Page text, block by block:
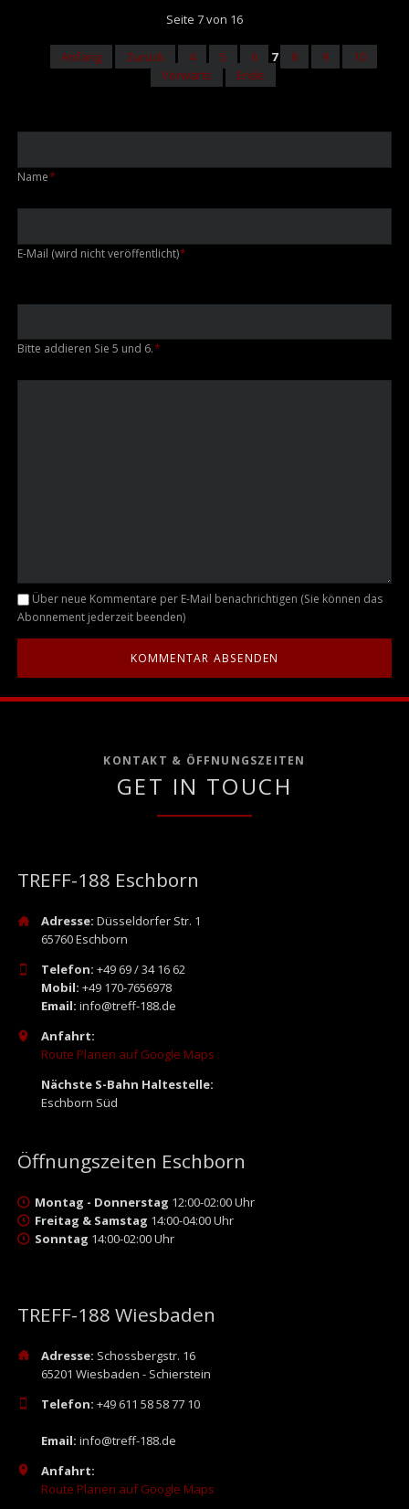
Seite 7 von 16
Anfang Zurück 4 5 6 7 8 9
10
Vorwärts
Ende
Pflichtfeld
Name*
Pflichtfeld
E-Mail (wird nicht veröffentlicht)*
Bitte addieren Sie 5 und 6.*
Kommentar
Über neue Kommentare per E-Mail benachrichtigen (Sie können das
Abonnement jederzeit beenden)
KONTAKT & ÖFFNUNGSZEITEN
GET IN TOUCH
TREFF-188 Eschborn
Adresse: Düsseldorfer Str. 1
65760 Eschborn
Telefon: +49 69 / 34 16 62
Mobil: +49 170-7656978
Email: info@treff-188.de
Anfahrt:
Route Planen auf Google Maps
Nächste S-Bahn Haltestelle:
Eschborn Süd
Öffnungszeiten Eschborn
Montag - Donnerstag 12:00-02:00 Uhr
Freitag & Samstag 14:00-04:00 Uhr
Sonntag 14:00-02:00 Uhr
TREFF-188 Wiesbaden
Adresse: Schossbergstr. 16
65201 Wiesbaden - Schierstein
Telefon: +49 611 58 58 77 10
Email: info@treff-188.de
Anfahrt:
Route Planen auf Google Maps